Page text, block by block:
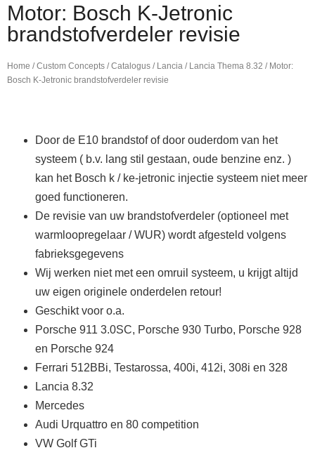
Motor: Bosch K-Jetronic
brandstofverdeler revisie
Home /Custom Concepts /Catalogus / Lancia / Lancia Thema 8.32 / Motor:
Bosch K-Jetronic brandstofverdeler revisie
Door de E10 brandstof of door ouderdom van het
systeem ( b.v. lang stil gestaan, oude benzine enz. )
kan het Bosch k / ke-jetronic injectie systeem niet meer
goed functioneren.
De revisie van uw brandstofverdeler (optioneel met
warmloopregelaar / WUR) wordt afgesteld volgens
fabrieksgegevens
Wij werken niet met een omruil systeem, u krijgt altijd
uw eigen originele onderdelen retour!
Geschikt voor o.a.
Porsche 911 3.0SC, Porsche 930 Turbo, Porsche 928
en Porsche 924
Ferrari 512BBi, Testarossa, 400i, 412i, 308i en 328
Lancia 8.32
Mercedes
Audi Urquattro en 80 competition
VW Golf GTi